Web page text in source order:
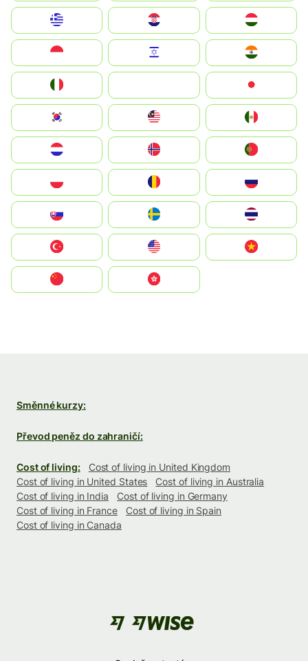
Magyarország
South Korea
United States
中國香港特別行政區
Směnné kurzy:
Převod peněz do zahraničí:
Cost of living:
Cost of living in United Kingdom
Cost of living in United States
Cost of living in Australia
Cost of living in India
Cost of living in Germany
Cost of living in France
Cost of living in Spain
Cost of living in Canada